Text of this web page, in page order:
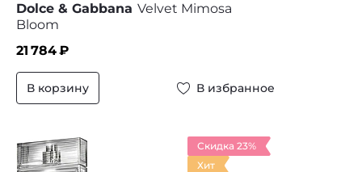
Dolce & Gabbana Velvet Mimosa
Bloom
21 784₽
В корзину В избранное
Скидка 23%
Хит